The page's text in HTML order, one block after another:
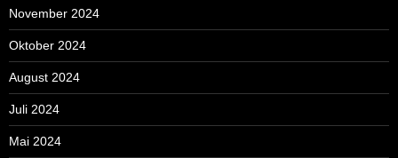
November 2024
Oktober 2024
August 2024
Juli 2024
Mai 2024